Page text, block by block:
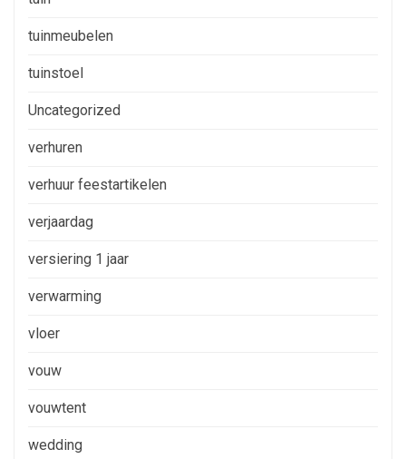
tuinmeubelen
tuinstoel
Uncategorized
verhuren
verhuur feestartikelen
verjaardag
versiering 1 jaar
verwarming
vloer
vouw
vouwtent
wedding